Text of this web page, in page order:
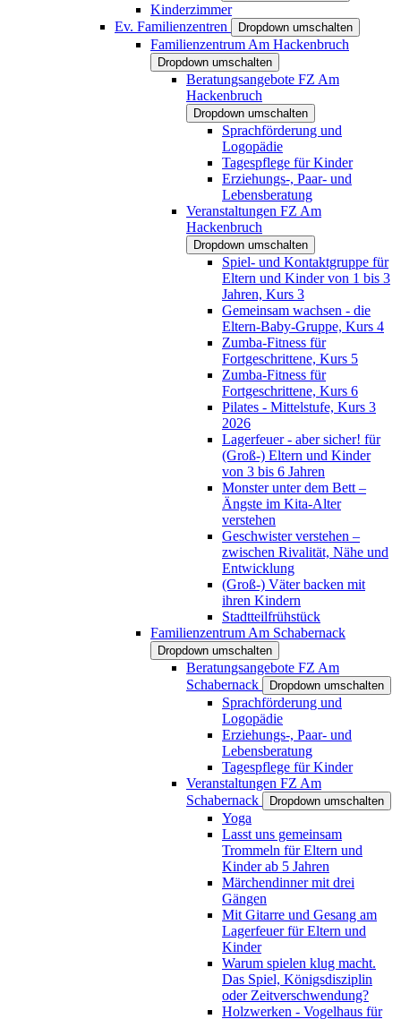
Kinderzimmer
Ev. Familienzentren
Dropdown umschalten
Familienzentrum Am Hackenbruch
Dropdown umschalten
Beratungsangebote FZ Am
Hackenbruch
Dropdown umschalten
Sprachförderung und
Logopädie
Tagespflege für Kinder
Erziehungs-, Paar- und
Lebensberatung
Veranstaltungen FZ Am
Hackenbruch
Dropdown umschalten
Spiel- und Kontaktgruppe für
Eltern und Kinder von 1 bis 3
Jahren, Kurs 3
Gemeinsam wachsen - die
Eltern-Baby-Gruppe, Kurs 4
Zumba-Fitness für
Fortgeschrittene, Kurs 5
Zumba-Fitness für
Fortgeschrittene, Kurs 6
Pilates - Mittelstufe, Kurs 3
2026
Lagerfeuer - aber sicher! für
(Groß-) Eltern und Kinder
von 3 bis 6 Jahren
Monster unter dem Bett –
Ängste im Kita-Alter
verstehen
Geschwister verstehen –
zwischen Rivalität, Nähe und
Entwicklung
(Groß-) Väter backen mit
ihren Kindern
Stadtteilfrühstück
Familienzentrum Am Schabernack
Dropdown umschalten
Beratungsangebote FZ Am
Schabernack
Dropdown umschalten
Sprachförderung und
Logopädie
Erziehungs-, Paar- und
Lebensberatung
Tagespflege für Kinder
Veranstaltungen FZ Am
Schabernack
Dropdown umschalten
Yoga
Lasst uns gemeinsam
Trommeln für Eltern und
Kinder ab 5 Jahren
Märchendinner mit drei
Gängen
Mit Gitarre und Gesang am
Lagerfeuer für Eltern und
Kinder
Warum spielen klug macht.
Das Spiel, Königsdisziplin
oder Zeitverschwendung?
Holzwerken - Vogelhaus für